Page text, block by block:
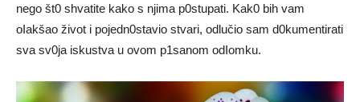
nego št0 shvatite kako s njima p0stupati. Kak0 bih vam
oIakšao život i pojedn0stavio stvari, odlučio sam d0kumentirati
sva sv0ja iskustva u ovom p1sanom odIomku.